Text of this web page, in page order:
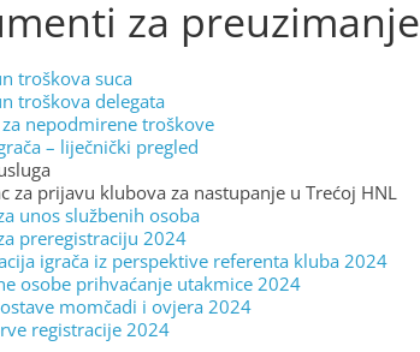
za preuzimanje
troškova suca
troškova delegata
nepodmirene troškove
– liječnički pregled
za prijavu klubova za nastupanje u Trećoj HNL
unos službenih osoba
preregistraciju 2024
igrača iz perspektive referenta kluba 2024
osobe prihvaćanje utakmice 2024
momčadi i ovjera 2024
registracije 2024